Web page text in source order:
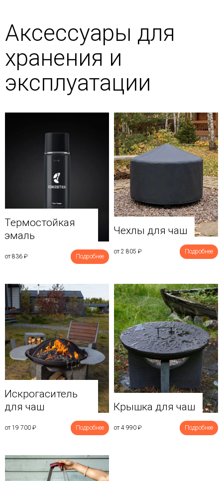
Аксессуары для
хранения и
эксплуатации
Термостойкая
эмаль
от 836 ₽ Подробнее
Чехлы для чаш
от 2 805 ₽ Подробнее
Искрогаситель
для чаш
от 19 700 ₽ Подробнее
Крышка для чаш
от 4 990 ₽ Подробнее